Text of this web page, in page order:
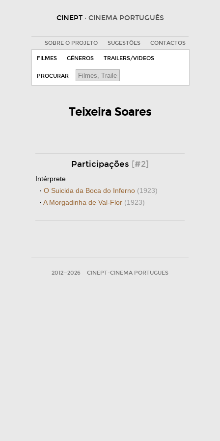
CINEPT · CINEMA PORTUGUÊS
SOBRE O PROJETO SUGESTÕES CONTACTOS
FILMES GÉNEROS TRAILERS/VIDEOS
PROCURAR
Teixeira Soares
Participações [#2]
Intérprete
· O Suicida da Boca do Inferno (1923)
· A Morgadinha de Val-Flor (1923)
2012—2026 CINEPT-CINEMA PORTUGUES